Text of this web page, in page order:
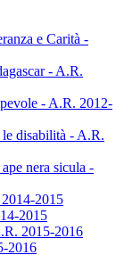
e Carità -
- A.R.
- A.R. 2012-
disabilità - A.R.
nera sicula -
2015
2015
2015-2016
2016